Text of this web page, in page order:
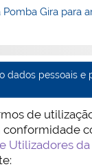
Pomba Gira para
dados pessoais e
de
conformidade
Utilizadores da